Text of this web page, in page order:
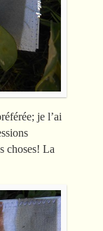
je l’ai
choses! La